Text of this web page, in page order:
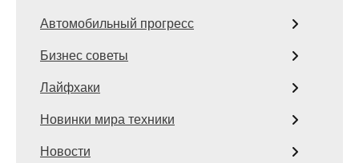
Автомобильный прогресс
Бизнес советы
Лайфхаки
Новинки мира техники
Новости